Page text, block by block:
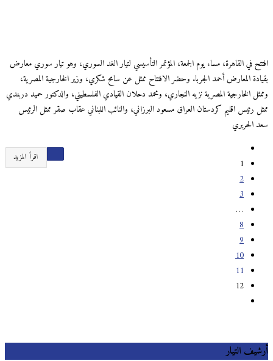
افتتح في القاهرة، مساء يوم الجمعة، المؤتمر التأسيسي لتيار الغد السوري، وهو تيار سوري معارض
بقيادة المعارض أحمد الجربا. وحضر الافتتاح ممثل عن سامح شكري، وزير الخارجية المصرية،
وممثل الخارجية المصرية نزيه النجاري، ومحمد دحلان القيادي الفلسطيني، والدكتور حميد دربندي
ممثل رئيس اقليم كردستان العراق مسعود البرزاني، والنائب اللبناني عقاب صقر ممثل الرئيس
سعد الحريري
اقرأ المزيد
…
10
11
12
أرشيف التيار